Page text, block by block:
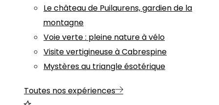
Le château de Puilaurens, gardien de la
montagne
Voie verte : pleine nature à vélo
Visite vertigineuse à Cabrespine
Mystères au triangle ésotérique
Toutes nos expériences